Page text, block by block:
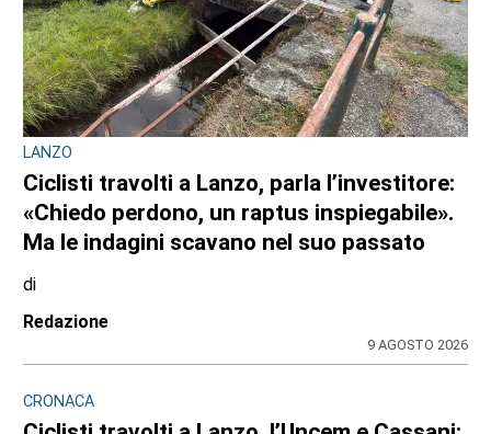
OPERAZIONE ANTI-DROGA A TORINO E PROVINCIA
Quando lo spaccio incontra la fantasia:
cinque arresti dei carabinieri da Venaria, a
Redazione